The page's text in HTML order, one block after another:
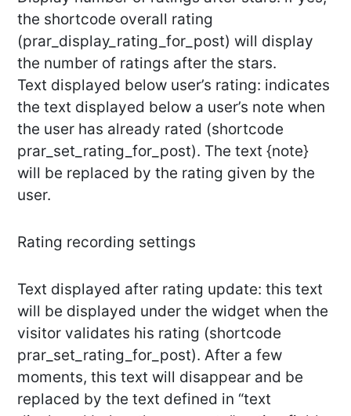
the shortcode overall rating
(prar_display_rating_for_post) will display
the number of ratings after the stars.
Text displayed below user’s rating: indicates
the text displayed below a user’s note when
the user has already rated (shortcode
prar_set_rating_for_post). The text {note}
will be replaced by the rating given by the
user.
Rating recording settings
Text displayed after rating update: this text
will be displayed under the widget when the
visitor validates his rating (shortcode
prar_set_rating_for_post). After a few
moments, this text will disappear and be
replaced by the text defined in “text